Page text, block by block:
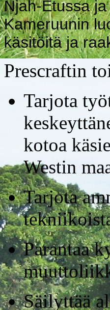
Njah-Etussa
Kameruunin
käsitöitä ja
Prescraftin
Tarjota
kotoa
Westin
Tarjota
Parantaa
Säilyttää